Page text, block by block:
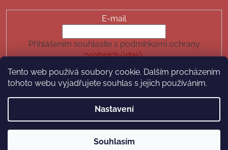
Tento web používá soubory cookie. Dalším procházením
tohoto webu vyjadřujete souhlas s jejich používáním.
Nastavení
Souhlasím
E-mail
Přihlášením souhlasíte s podmínkami ochrany
osobních údajů.
PŘIHLÁSIT SE